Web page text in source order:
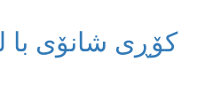
کۆڕی شانۆی با